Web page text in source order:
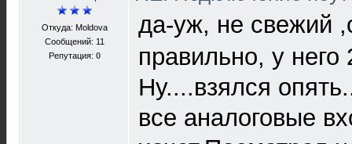
Откуда: Moldova
Сообщений: 11
Репутация: 0
да-уж, не свежий
правильно, у
Ну....взялся
все аналоговые